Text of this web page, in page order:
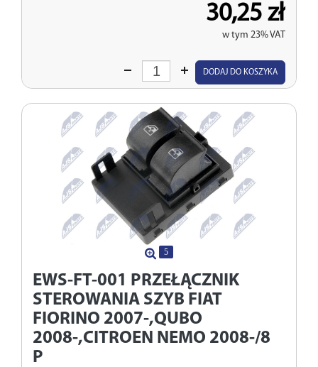
30,25 zł
w tym 23% VAT
Wprowadź
DODAJ DO KOSZYKA
5
EWS-FT-001
PRZEŁĄCZNIK
STEROWANIA SZYB FIAT
FIORINO 2007-,QUBO
2008-,CITROEN NEMO 2008-/8
P